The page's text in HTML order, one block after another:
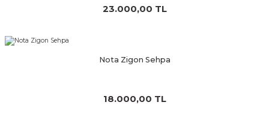
23.000,00 TL
Nota Zigon Sehpa
18.000,00 TL